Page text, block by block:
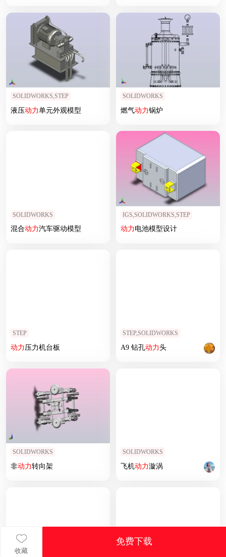
收藏
免费下载
SOLIDWORKS,STEP
液压动力单元外观模型
SOLIDWORKS
燃气动力锅炉
SOLIDWORKS
混合动力汽车驱动模型
IGS,SOLIDWORKS,STEP
动力电池模型设计
STEP
动力压力机台板
STEP,SOLIDWORKS
A9 钻孔动力头
SOLIDWORKS
非动力转向架
SOLIDWORKS
飞机动力漩涡